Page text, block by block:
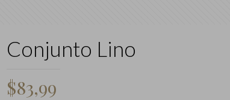
Conjunto Lino
$83,99